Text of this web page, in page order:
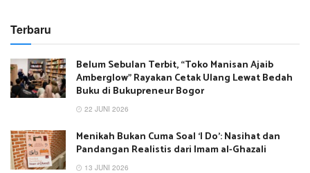
Terbaru
Belum Sebulan Terbit, “Toko Manisan Ajaib
Amberglow” Rayakan Cetak Ulang Lewat Bedah
Buku di Bukupreneur Bogor
22 JUNI 2026
Menikah Bukan Cuma Soal ‘I Do’: Nasihat dan
Pandangan Realistis dari Imam al-Ghazali
13 JUNI 2026